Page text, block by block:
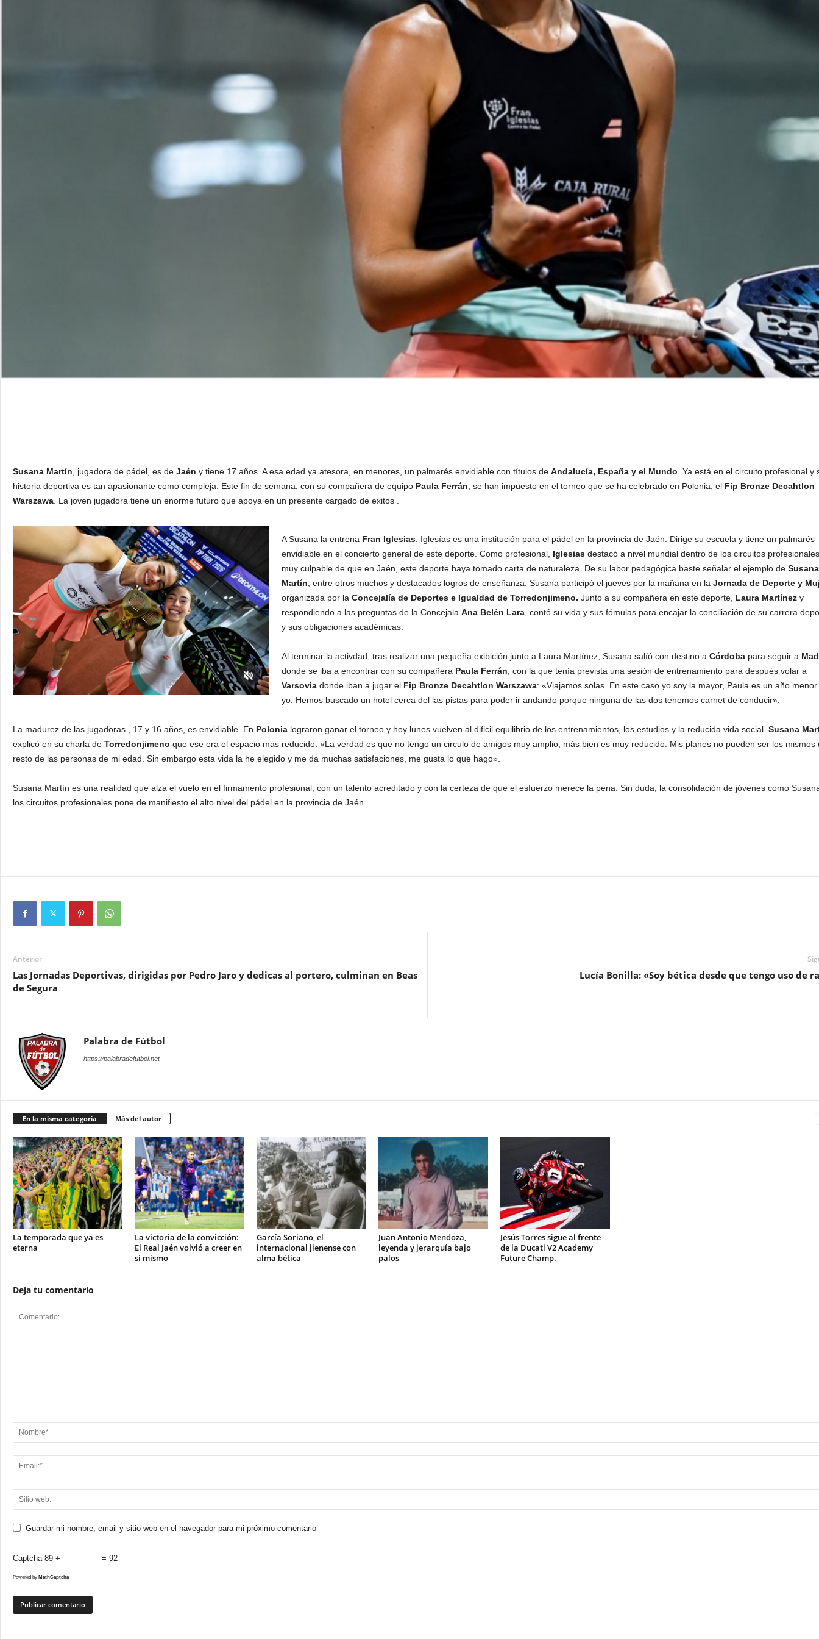
Susana Martín , jugadora de pádel, es de Jaén y tiene 17 años. A esa edad ya atesora, en menores, un palmarés envidiable con títulos de Andalucía, España y el Mundo . Ya está en el circuito profesional y
historia deportiva es tan apasionante como compleja. Este fin de semana, con su compañera de equipo Paula Ferrán , se han impuesto en el torneo que se ha celebrado en Polonia, el Fip Bronze Decahtlon
Warszawa . La joven jugadora tiene un enorme futuro que apoya en un presente cargado de exitos .
A Susana la entrena Fran Iglesias . Iglesías es una institución para el pádel en la provincia de Jaén. Dirige su escuela y tiene un palmarés
envidiable en el concierto general de este deporte. Como profesional, Iglesias destacó a nivel mundial dentro de los circuitos
muy culpable de que en Jaén, este deporte haya tomado carta de naturaleza. De su labor pedagógica baste señalar el ejemplo de Susana
Martín , entre otros muchos y destacados logros de enseñanza. Susana participó el jueves por la mañana en la Jornada de Deporte y
organizada por la Concejalía de Deportes e Igualdad de Torredonjimeno. Junto a su compañera en este deporte, Laura Martínez y
respondiendo a las preguntas de la Concejala Ana Belén Lara , contó su vida y sus fómulas para encajar la conciliación de su carrera
y sus obligaciones académicas.
Al terminar la activdad, tras realizar una pequeña exibición junto a Laura Martínez, Susana salíó con destino a Córdoba para seguir a
donde se iba a encontrar con su compañera Paula Ferrán , con la que tenía prevista una sesión de entrenamiento para después volar a
Varsovia donde iban a jugar el Fip Bronze Decahtlon Warszawa: «Viajamos solas. En este caso yo soy la mayor, Paula es un año
yo. Hemos buscado un hotel cerca del las pistas para poder ir andando porque ninguna de las dos tenemos carnet de conducir».
La madurez de las jugadoras , 17 y 16 años, es envidiable. En Polonia lograron ganar el torneo y hoy lunes vuelven al dificil equilibrio de los entrenamientos, los estudios y la reducida vida social. Susana
explicó en su charla de Torredonjimeno que ese era el espacio más reducido: «La verdad es que no tengo un circulo de amigos muy amplio, más bien es muy reducido. Mis planes no pueden ser los mismos
resto de las personas de mi edad. Sin embargo esta vida la he elegido y me da muchas satisfaciones, me gusta lo que hago».
Susana Martín es una realidad que alza el vuelo en el firmamento profesional, con un talento acreditado y con la certeza de que el esfuerzo merece la pena. Sin duda, la consolidación de jóvenes como
los circuitos profesionales pone de manifiesto el alto nivel del pádel en la provincia de Jaén.
Anterior
Las Jornadas Deportivas, dirigidas por Pedro Jaro y dedicas al portero, culminan en Beas
de Segura
Lucía Bonilla: «Soy bética desde que tengo uso de
Palabra de Fútbol
https://palabradefutbol.net
En la misma categoría Más del autor
La temporada que ya es
eterna
La victoria de la convicción:
El Real Jaén volvió a creer en
sí mismo
García Soriano, el
internacional jienense con
alma bética
Juan Antonio Mendoza,
leyenda y jerarquía bajo
palos
Jesús Torres sigue al frente
de la Ducati V2 Academy
Future Champ.
Deja tu comentario
Guardar mi nombre, email y sitio web en el navegador para mi próximo comentario
Captcha 89 + = 92
Powered by MathCaptcha